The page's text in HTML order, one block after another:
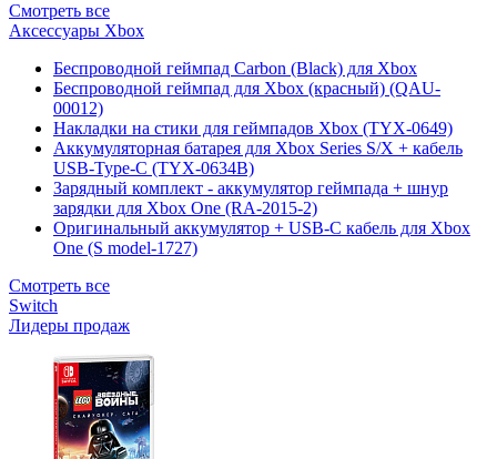
Смотреть все
Аксессуары Xbox
Беспроводной геймпад Carbon (Black) для Xbox
Беспроводной геймпад для Xbox (красный) (QAU-
00012)
Накладки на стики для геймпадов Xbox (TYX-0649)
Аккумуляторная батарея для Xbox Series S/X + кабель
USB-Type-C (TYX-0634B)
Зарядный комплект - аккумулятор геймпада + шнур
зарядки для Xbox One (RA-2015-2)
Оригинальный аккумулятор + USB-C кабель для Xbox
One (S model-1727)
Смотреть все
Switch
Лидеры продаж